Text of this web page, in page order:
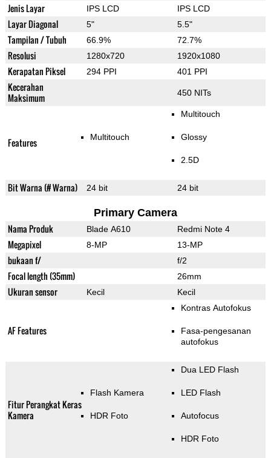
Jenis Layar IPS LCD IPS LCD
Layar Diagonal 5" 5.5"
Tampilan / Tubuh 66.9% 72.7%
Resolusi 1280x720 1920x1080
Kerapatan Piksel 294 PPI 401 PPI
Kecerahan
Maksimum
450 NITs
Features Multitouch
Multitouch
Glossy
2.5D
Bit Warna (# Warna) 24 bit 24 bit
Primary Camera
Nama Produk Blade A610 Redmi Note 4
Megapixel 8-MP 13-MP
bukaan f/ f/2
Focal length (35mm) 26mm
Ukuran sensor Kecil Kecil
AF Features
Kontras Autofokus
Fasa-pengesanan
autofokus
Fitur Perangkat Keras
Kamera
Flash Kamera
HDR Foto
Dua LED Flash
LED Flash
Autofocus
HDR Foto